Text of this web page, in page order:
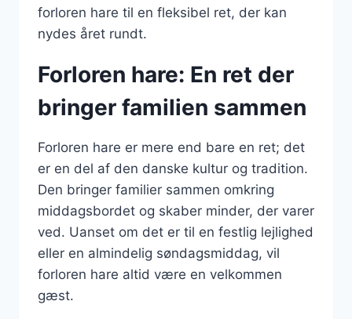
forloren hare til en fleksibel ret, der kan
nydes året rundt.
Forloren hare: En ret der
bringer familien sammen
Forloren hare er mere end bare en ret; det
er en del af den danske kultur og tradition.
Den bringer familier sammen omkring
middagsbordet og skaber minder, der varer
ved. Uanset om det er til en festlig lejlighed
eller en almindelig søndagsmiddag, vil
forloren hare altid være en velkommen
gæst.